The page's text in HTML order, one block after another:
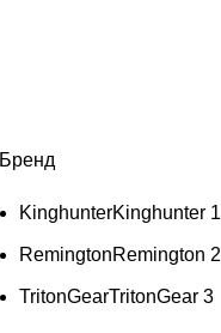
Бренд
KinghunterKinghunter 1
RemingtonRemington 2
TritonGearTritonGear 3